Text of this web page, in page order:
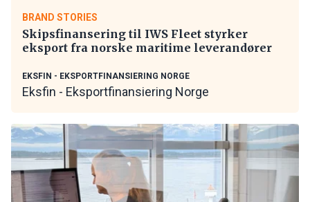
BRAND STORIES
Skipsfinansering til IWS Fleet styrker
eksport fra norske maritime leverandører
EKSFIN - EKSPORTFINANSIERING NORGE
Eksfin - Eksportfinansiering Norge